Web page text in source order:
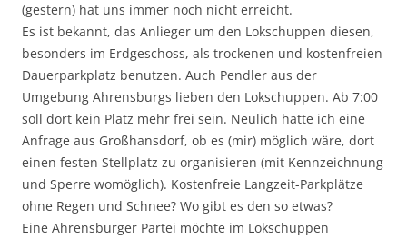
(gestern) hat uns immer noch nicht erreicht.
Es ist bekannt, das Anlieger um den Lokschuppen diesen,
besonders im Erdgeschoss, als trockenen und kostenfreien
Dauerparkplatz benutzen. Auch Pendler aus der
Umgebung Ahrensburgs lieben den Lokschuppen. Ab 7:00
soll dort kein Platz mehr frei sein. Neulich hatte ich eine
Anfrage aus Großhansdorf, ob es (mir) möglich wäre, dort
einen festen Stellplatz zu organisieren (mit Kennzeichnung
und Sperre womöglich). Kostenfreie Langzeit-Parkplätze
ohne Regen und Schnee? Wo gibt es den so etwas?
Eine Ahrensburger Partei möchte im Lokschuppen